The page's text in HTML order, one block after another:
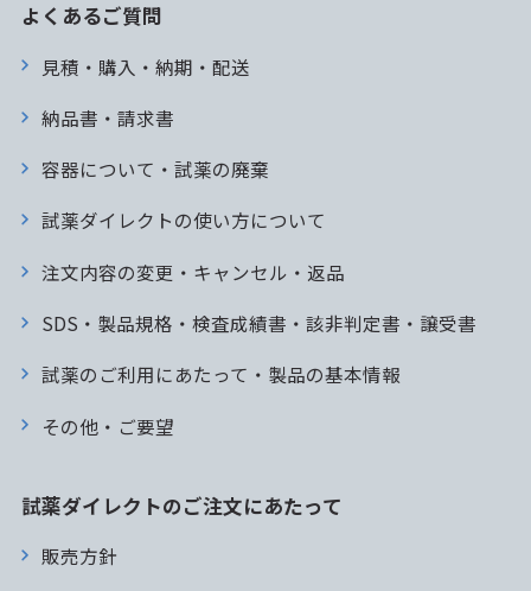
よくあるご質問
見積・購入・納期・配送
納品書・請求書
容器について・試薬の廃棄
試薬ダイレクトの使い方について
注文内容の変更・キャンセル・返品
SDS・製品規格・検査成績書・該非判定書・譲受書
試薬のご利用にあたって・製品の基本情報
その他・ご要望
試薬ダイレクトのご注文にあたって
販売方針